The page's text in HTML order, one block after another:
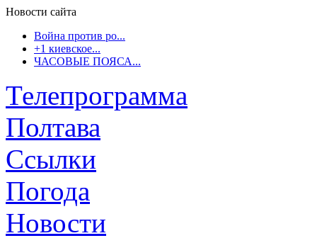
Новости сайта
Война против ро...
+1 киевское...
ЧАСОВЫЕ ПОЯСА...
Телепрограмма
Полтава
Ссылки
Погода
Новости